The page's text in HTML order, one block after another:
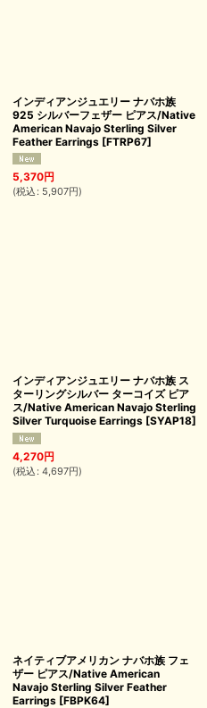
インディアンジュエリー ナバホ族
925 シルバーフェザー ピアス/Native
American Navajo Sterling Silver
Feather Earrings [FTRP67]
5,370円
(税込 : 5,907円)
インディアンジュエリー ナバホ族 ス
ターリングシルバー ターコイズ ピア
ス/Native American Navajo Sterling
Silver Turquoise Earrings [SYAP18]
4,270円
(税込 : 4,697円)
ネイティブアメリカン ナバホ族 フェ
ザー ピアス/Native American
Navajo Sterling Silver Feather
Earrings [FBPK64]